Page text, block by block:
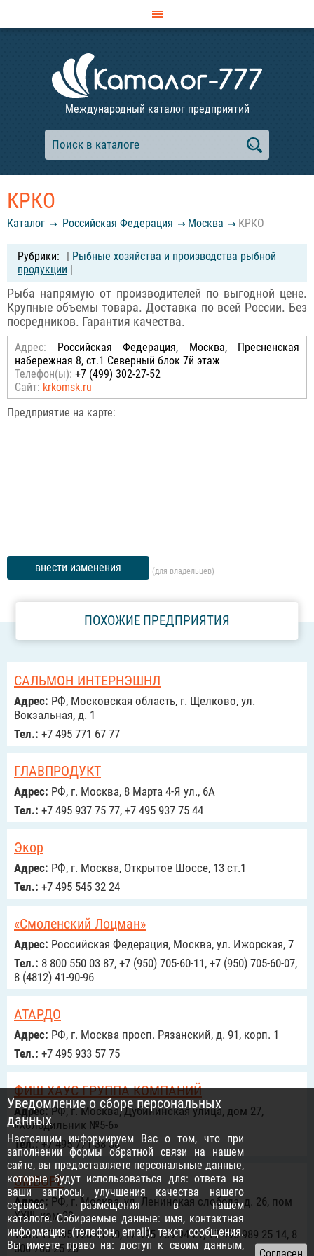
Международный каталог предприятий
КРКО
Каталог Российcкая Федерация Москва КРКО
| Рыбные хозяйства и производства рыбной
продукции |
Рыба напрямую от производителей по выгодной цене.
Крупные объемы товара. Доставка по всей России. Без
посредников. Гарантия качества.
Адрес: Российcкая Федерация, Москва, Пресненская
набережная 8, ст.1 Северный блок 7й этаж
Телефон(ы): +7 (499) 302-27-52
Сайт: krkomsk.ru
Предприятие на карте:
внести изменения (для владельцев)
ПОХОЖИЕ ПРЕДПРИЯТИЯ
САЛЬМОН ИНТЕРНЭШНЛ
Адрес: РФ, Московская область, г. Щелково, ул.
Вокзальная, д. 1
Тел.: +7 495 771 67 77
ГЛАВПРОДУКТ
Адрес: РФ, г. Москва, 8 Марта 4-Я ул., 6А
Тел.: +7 495 937 75 77, +7 495 937 75 44
Экор
Адрес: РФ, г. Москва, Открытое Шоссе, 13 ст.1
Тел.: +7 495 545 32 24
«Смоленский Лоцман»
Адрес: Российcкая Федерация, Москва, ул. Ижорская, 7
Тел.: 8 800 550 03 87, +7 (950) 705-60-11, +7 (950) 705-60-07,
8 (4812) 41-90-96
АТАРДО
Адрес: РФ, г. Москва просп. Рязанский, д. 91, корп. 1
Тел.: +7 495 933 57 75
ФИШ ХАУС ГРУППА КОМПАНИЙ
Адрес:РФ, г. Москва, Дубининская улица, дом 27,
«Холодильник №5-6»
Тел.:+7 495 771 38 38
ЭМБОРГ
Адрес: РФ, г. Москва, ул. Ленинская слобода, д. 26, пом
XXIII, ком.29
Тел.:+7 495 728 41 40, +7 495 739 94 21, +7 495 989 25 14, 8
800 700 25 28
Уведомление о сборе персональных
данных
Настоящим информируем Вас о том, что при
заполнении формы обратной связи на нашем
сайте, вы предоставляете персональные данные,
которые будут использоваться для: ответа на
ваши запросы, улучшения качества нашего
сервиса, размещения в нашем
каталоге. Собираемые данные: имя, контактная
информация (телефон, email), текст сообщения.
Вы имеете право на: доступ к своим данным,